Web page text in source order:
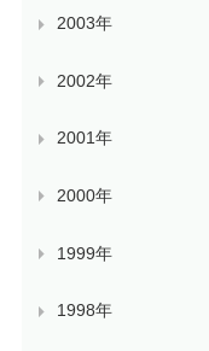
2003年
2002年
2001年
2000年
1999年
1998年